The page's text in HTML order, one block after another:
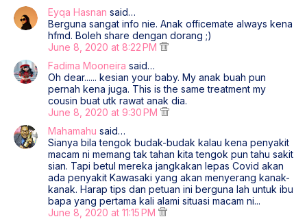
Eyqa Hasnan said…
Berguna sangat info nie. Anak officemate always kena
hfmd. Boleh share dengan dorang ;)
June 8, 2020 at 8:22 PM
Fadima Mooneira said…
Oh dear...... kesian your baby. My anak buah pun
pernah kena juga. This is the same treatment my
cousin buat utk rawat anak dia.
June 8, 2020 at 9:30 PM
Mahamahu said…
Sianya bila tengok budak-budak kalau kena penyakit
macam ni memang tak tahan kita tengok pun tahu sakit
sian. Tapi betul mereka jangkakan lepas Covid akan
ada penyakit Kawasaki yang akan menyerang kanak-
kanak. Harap tips dan petuan ini berguna lah untuk ibu
bapa yang pertama kali alami situasi macam ni...
June 8, 2020 at 11:15 PM